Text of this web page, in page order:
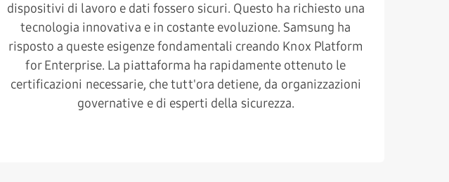
dispositivi di lavoro e dati fossero sicuri. Questo ha richiesto una
tecnologia innovativa e in costante evoluzione. Samsung ha
risposto a queste esigenze fondamentali creando Knox Platform
for Enterprise. La piattaforma ha rapidamente ottenuto le
certificazioni necessarie, che tutt'ora detiene, da organizzazioni
governative e di esperti della sicurezza.